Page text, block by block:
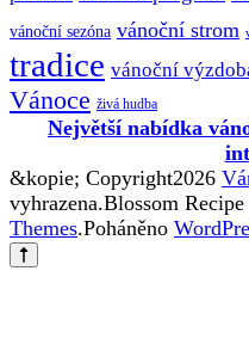
vánoční sezóna vánoční strom
tradice vánoční
Vánoce živá hudba
Největší nabídka
&kopie; Copyright2026
vyhrazena.Blossom
Themes.Poháněno